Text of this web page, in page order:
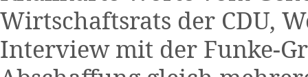
Wirtschaftsrats der CDU,
Interview mit der Funke-